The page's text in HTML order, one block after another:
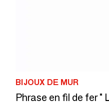
BIJOUX DE MUR
Phrase en fil de fer "